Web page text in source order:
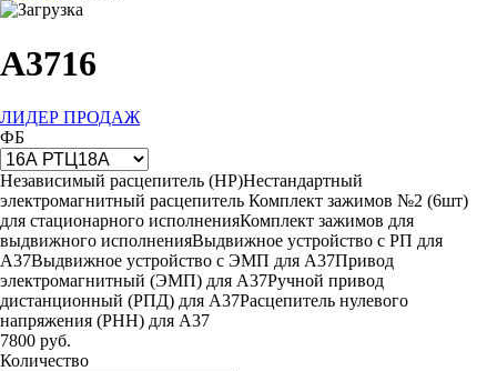
А3716
ЛИДЕР ПРОДАЖ
ФБ
Независимый расцепитель (НР)Нестандартный
электромагнитный расцепитель Комплект зажимов №2 (6шт)
для стационарного исполненияКомплект зажимов для
выдвижного исполненияВыдвижное устройство с РП для
А37Выдвижное устройство с ЭМП для А37Привод
электромагнитный (ЭМП) для А37Ручной привод
дистанционный (РПД) для А37Расцепитель нулевого
напряжения (РНН) для А37
7800 руб.
Количество